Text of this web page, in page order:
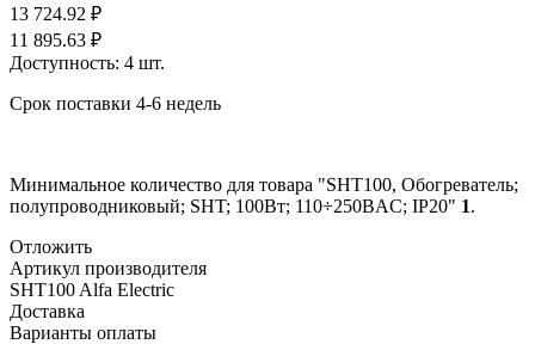
13 724.92 ₽
11 895.63 ₽
Доступность: 4 шт.
Срок поставки 4-6 недель
Минимальное количество для товара "SHT100, Обогреватель;
полупроводниковый; SHT; 100Вт; 110÷250ВAC; IP20" 1.
Отложить
Артикул производителя
SHT100 Alfa Electric
Доставка
Варианты оплаты